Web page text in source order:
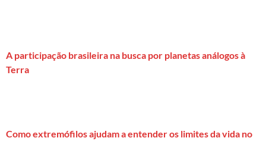
A participação brasileira na busca por planetas análogos à
Terra
Como extremófilos ajudam a entender os limites da vida no